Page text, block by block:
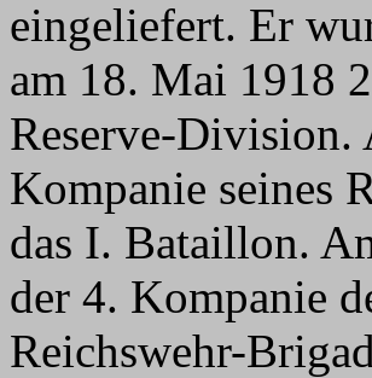
eingeliefert. Er
am 18. Mai 1918
Reserve-Division.
Kompanie seines
das I. Bataillon.
der 4. Kompanie
Reichswehr-